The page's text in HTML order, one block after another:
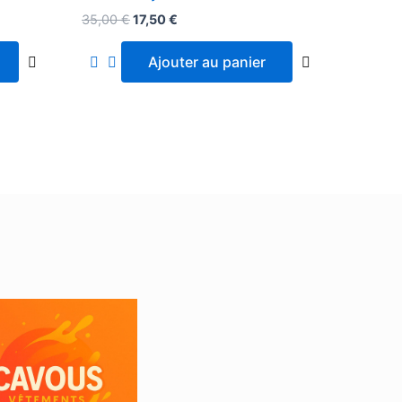
35,00€17,50€
Ajouter au panier